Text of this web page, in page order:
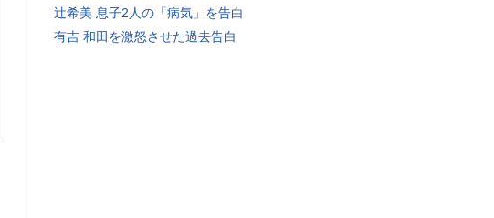
辻希美 息子2人の「病気」を告白
有吉 和田を激怒させた過去告白